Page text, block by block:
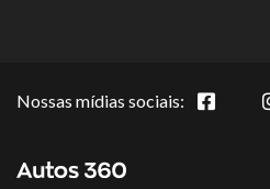
Nossas mídias sociais: